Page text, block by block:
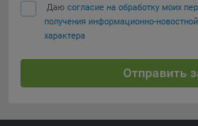
использовал сайты, и позволяют
улучшения.
сайта Общества посещаются
выявлять трудности,
рекламы. Благодаря этому у
Сохранить по
Даю согласие на обработку моих
получения информационно-
характера
Отправить